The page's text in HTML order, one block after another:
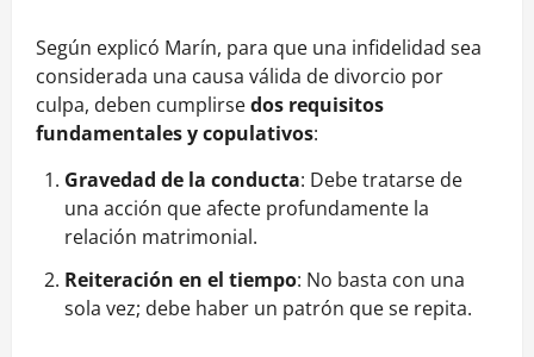
Según explicó Marín, para que una infidelidad sea
considerada una causa válida de divorcio por
culpa, deben cumplirsedos requisitos
fundamentales y copulativos:
Gravedad de la conducta: Debe tratarse de
una acción que afecte profundamente la
relación matrimonial.
Reiteración en el tiempo: No basta con una
sola vez; debe haber un patrón que se repita.